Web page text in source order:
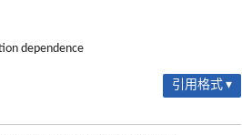
dependence
引用格式 ▾